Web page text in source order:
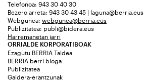
Telefonoa: 943 30 40 30
Bezero arreta: 943 30 43 45 | laguna@berria.eus
Webgunea: webgunea@berria.eus
Publizitatea: publi@bidera.eus
Harremanetan jarri
ORRIALDE KORPORATIBOAK
Ezagutu BERRIA Taldea
BERRIA berri bloga
Publizitatea
Galdera-erantzunak